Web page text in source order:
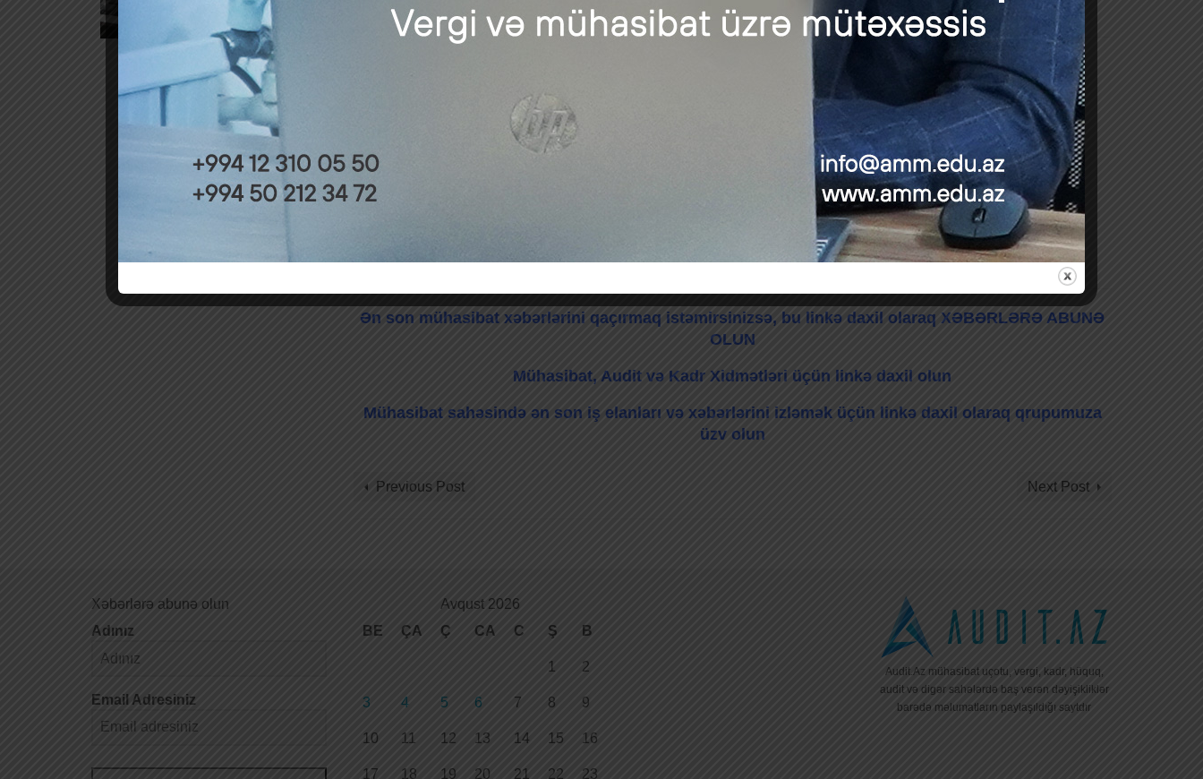
Teleqram qrupumuza üzv olun
Ən son mühasibat xəbərlərini qaçırmaq istəmirsinizsə, bu linkə daxil olaraq XƏBƏRLƏRƏ ABUNƏ
OLUN
Mühasibat, Audit və Kadr Xidmətləri üçün linkə daxil olun
Mühasibat sahəsində ən son iş elanları və xəbərlərini izləmək üçün linkə daxil olaraq qrupumuza
üzv olun
Previous Post Next Post
Xəbərlərə abunə olun
Adınız
Email Adresiniz
Avqust 2026
BE
ÇA Ç CA C Ş B
1 2
3 4 5 6 7 8 9
10 11 12 13 14 15 16
17 18 19 20 21 22 23
Audit.Az mühasibat uçotu, vergi, kadr, hüquq,
audit və digər sahələrdə baş verən dəyişikliklər
barədə məlumatların paylaşıldığı saytdır